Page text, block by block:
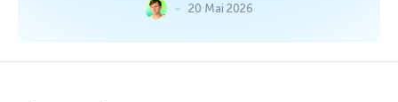
20 Mai 2026